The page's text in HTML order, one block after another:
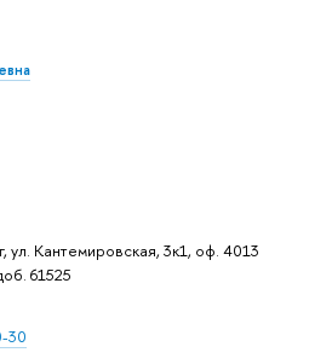
ул. Кантемировская, 3к1, оф. 4013
61525
30